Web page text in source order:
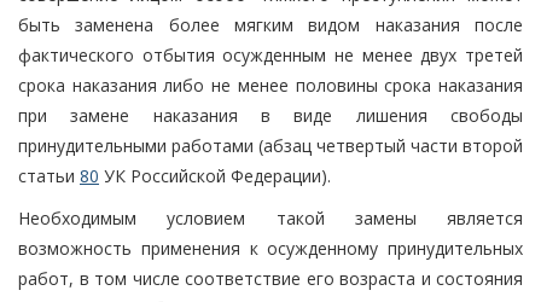
быть заменена более мягким видом наказания после
фактического отбытия осужденным не менее двух третей
срока наказания либо не менее половины срока наказания
при замене наказания в виде лишения свободы
принудительными работами (абзац четвертый части второй
статьи 80 УК Российской Федерации).
Необходимым условием такой замены является
возможность применения к осужденному принудительных
работ, в том числе соответствие его возраста и состояния